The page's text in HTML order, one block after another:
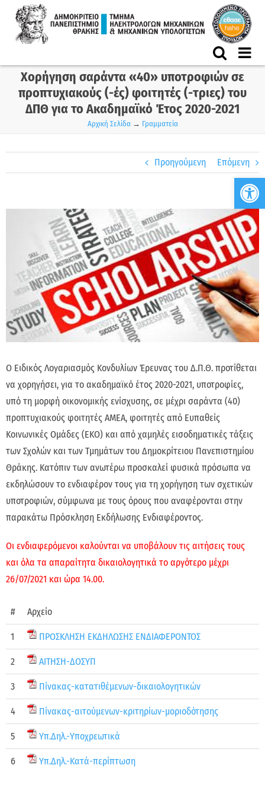
content
Χορήγηση σαράντα «40» υποτροφιών σε
προπτυχιακούς (-ές) φοιτητές (-τριες) του
ΔΠΘ για το Ακαδημαϊκό Έτος 2020-2021
Αρχική Σελίδα→ Γραμματεία
Προηγούμενη Επόμενη
Ο Ειδικός Λογαριασμός Κονδυλίων Έρευνας του Δ.Π.Θ. προτίθεται
να χορηγήσει, για το ακαδημαϊκό έτος 2020-2021, υποτροφίες,
υπό τη μορφή οικονομικής ενίσχυσης, σε μέχρι σαράντα (40)
προπτυχιακούς φοιτητές ΑΜΕΑ, φοιτητές από Ευπαθείς
Κοινωνικές Ομάδες (ΕΚΟ) και από χαμηλές εισοδηματικές τάξεις
των Σχολών και των Τμημάτων του Δημοκρίτειου Πανεπιστημίου
Θράκης. Κατόπιν των ανωτέρω προσκαλεί φυσικά πρόσωπα να
εκδηλώσουν το ενδιαφέρον τους για τη χορήγηση των σχετικών
υποτροφιών, σύμφωνα με τους όρους που αναφέρονται στην
παρακάτω Πρόσκληση Εκδήλωσης Ενδιαφέροντος.
Οι ενδιαφερόμενοι καλούνται να υποβάλουν τις αιτήσεις τους
και όλα τα απαραίτητα δικαιολογητικά το αργότερο μέχρι
26/07/2021 και ώρα 14.00.
# Αρχείο
1 ΠΡΟΣΚΛΗΣΗ ΕΚΔΗΛΩΣΗΣ ΕΝΔΙΑΦΕΡΟΝΤΟΣ
2 ΑΙΤΗΣΗ-ΔΟΣΥΠ
3 Πίνακας-κατατιθέμενων-δικαιολογητικών
4 Πίνακας-αιτούμενων-κριτηρίων-μοριοδότησης
5 Υπ.Δηλ.-Υποχρεωτικά
6 Υπ.Δηλ.-Κατά-περίπτωση